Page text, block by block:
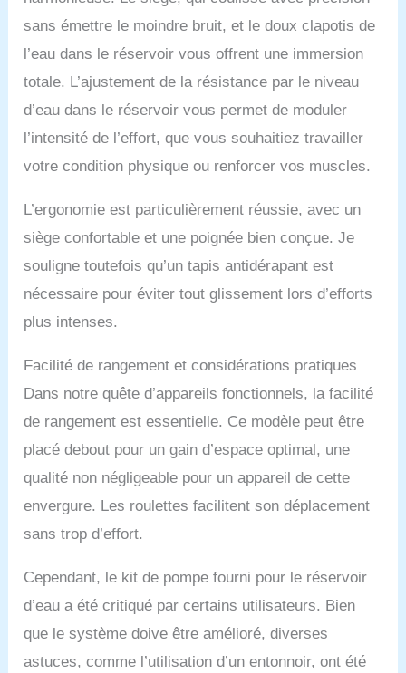
sans émettre le moindre bruit, et le doux clapotis de
l’eau dans le réservoir vous offrent une immersion
totale. L’ajustement de la résistance par le niveau
d’eau dans le réservoir vous permet de moduler
l’intensité de l’effort, que vous souhaitiez travailler
votre condition physique ou renforcer vos muscles.
L’ergonomie est particulièrement réussie, avec un
siège confortable et une poignée bien conçue. Je
souligne toutefois qu’un tapis antidérapant est
nécessaire pour éviter tout glissement lors d’efforts
plus intenses.
Facilité de rangement et considérations pratiques
Dans notre quête d’appareils fonctionnels, la facilité
de rangement est essentielle. Ce modèle peut être
placé debout pour un gain d’espace optimal, une
qualité non négligeable pour un appareil de cette
envergure. Les roulettes facilitent son déplacement
sans trop d’effort.
Cependant, le kit de pompe fourni pour le réservoir
d’eau a été critiqué par certains utilisateurs. Bien
que le système doive être amélioré, diverses
astuces, comme l’utilisation d’un entonnoir, ont été